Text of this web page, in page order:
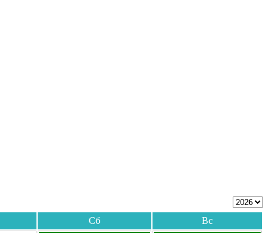
Сб
Вс